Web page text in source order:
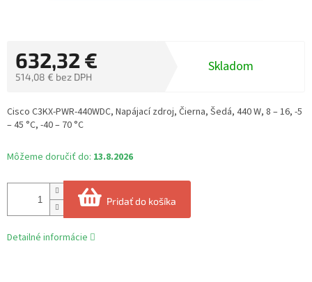
632,32 €
514,08 € bez DPH
cena:
Skladom
Môžeme doručiť do: 13.8.2026
Pridať do košíka
Cisco C3KX-PWR-440WDC, Napájací zdroj, Čierna, Šedá, 440 W, 8 – 16, -5
– 45 °C, -40 – 70 °C
Detailné informácie